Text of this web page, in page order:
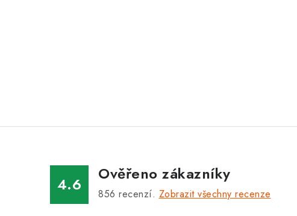
4.6
Ověřeno zákazníky
856 recenzí. Zobrazit všechny recenze